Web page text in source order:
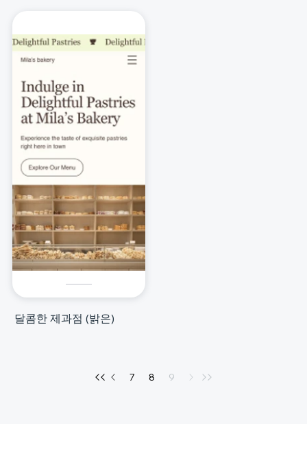
달콤한 제과점 (밝은)
7 8 9